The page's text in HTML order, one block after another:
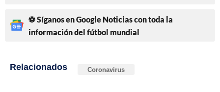
⚽ Síganos en Google Noticias con toda la
información del fútbol mundial
Relacionados Coronavirus